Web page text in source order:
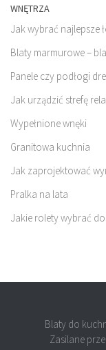
WNĘTRZA
Jak wybrać najlepsze
Blaty marmurowe –
Panele czy podłogi
Jak urządzić strefę
Wypełnione wnęki
Granitowa kuchnia
Jak zaprojektować
Pralka na lata
Jakie rolety wybrać
Blaty do
Zasilane